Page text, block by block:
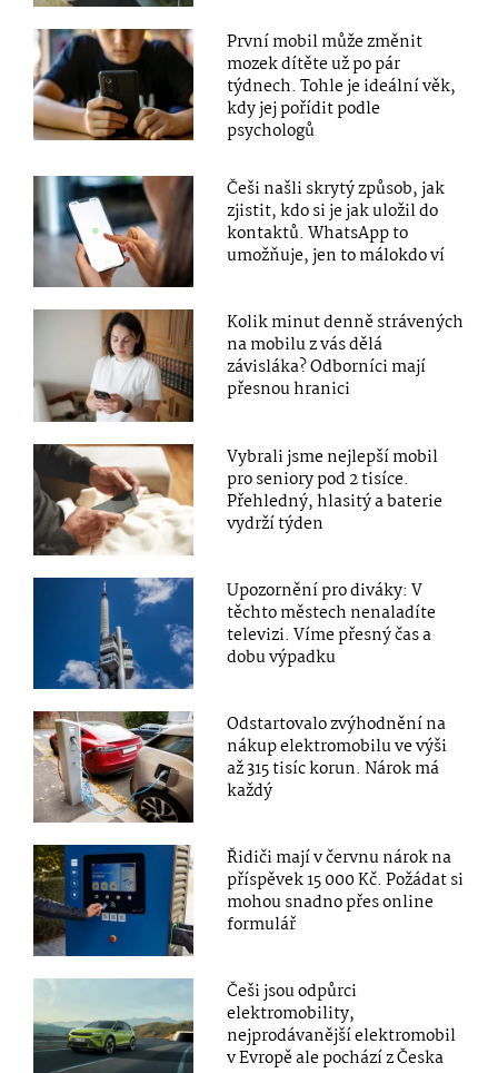
První mobil může změnit
mozek dítěte už po pár
týdnech. Tohle je ideální věk,
kdy jej pořídit podle
psychologů
Češi našli skrytý způsob, jak
zjistit, kdo si je jak uložil do
kontaktů. WhatsApp to
umožňuje, jen to málokdo ví
Kolik minut denně strávených
na mobilu z vás dělá
závisláka? Odborníci mají
přesnou hranici
Vybrali jsme nejlepší mobil
pro seniory pod 2 tisíce.
Přehledný, hlasitý a baterie
vydrží týden
Upozornění pro diváky: V
těchto městech nenaladíte
televizi. Víme přesný čas a
dobu výpadku
Odstartovalo zvýhodnění na
nákup elektromobilu ve výši
až 315 tisíc korun. Nárok má
každý
Řidiči mají v červnu nárok na
příspěvek 15 000 Kč. Požádat si
mohou snadno přes online
formulář
Češi jsou odpůrci
elektromobility,
nejprodávanější elektromobil
v Evropě ale pochází z Česka